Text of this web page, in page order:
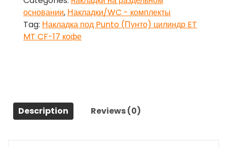
цилиндр
ET
MT
CF-
основании, Накладки/WC - комплекты
Tag: Накладка под Punto (Пунто) цилиндр ET
MT CF-17 кофе
Description Reviews (0)